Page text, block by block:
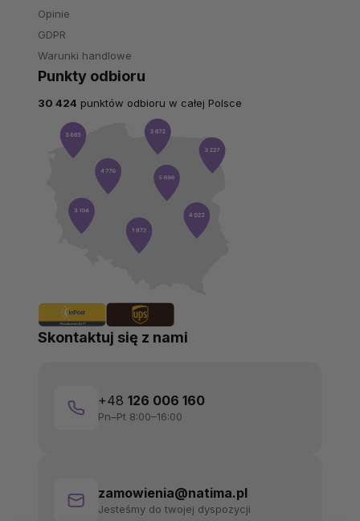
Opinie
GDPR
Warunki handlowe
Skontaktuj się z nami
+48 126 006 160
Pn–Pt 8:00–16:00
zamowienia@natima.pl
Jesteśmy do twojej dyspozycji
Punkty odbioru
30 424 punktów odbioru w całej Polsce